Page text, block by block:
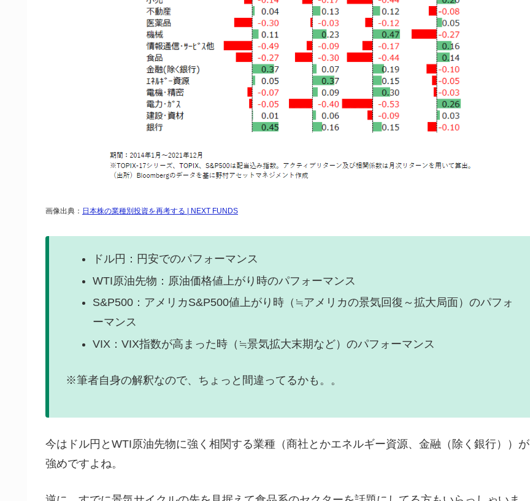
画像出典： 日本株の業種別投資を再考する | NEXT FUNDS
ドル円：円安でのパフォーマンス
WTI原油先物：原油価格値上がり時のパフォーマンス
S&P500：アメリカS&P500値上がり時（≒アメリカの景気回復～拡大局面）のパフォ
ーマンス
VIX：VIX指数が高まった時（≒景気拡大末期など）のパフォーマンス
※筆者自身の解釈なので、ちょっと間違ってるかも。。
今はドル円とWTI原油先物に強く相関する業種（商社とかエネルギー資源、金融（除く銀行））が
強めですよね。